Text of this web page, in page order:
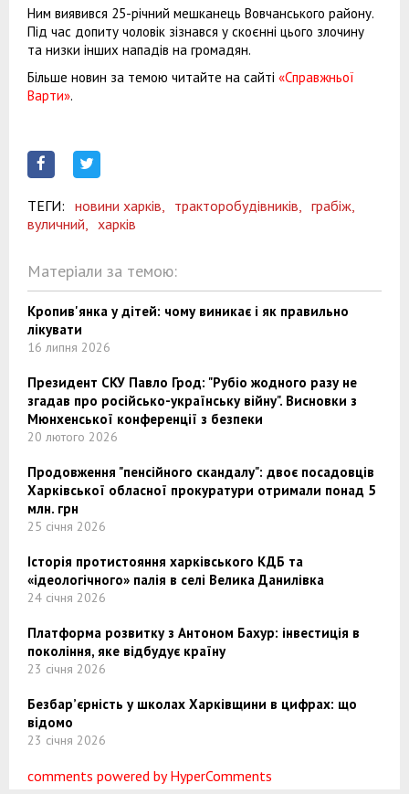
Ним виявився 25-річний мешканець Вовчанського району.
Під час допиту чоловік зізнався у скоєнні цього злочину
та низки інших нападів на громадян.
Більше новин за темою читайте на сайті «Справжньої
Варти».
ТЕГИ: новини харків, тракторобудівників,
грабіж,
вуличний,
харків
Матеріали за темою:
Кропив'янка у дітей: чому виникає і як правильно
лікувати
16 липня 2026
Президент СКУ Павло Грод: "Рубіо жодного разу не
згадав про російсько-українську війну". Висновки з
Мюнхенської конференції з безпеки
20 лютого 2026
Продовження "пенсійного скандалу": двоє посадовців
Харківської обласної прокуратури отримали понад 5
млн. грн
25 січня 2026
Історія протистояння харківського КДБ та
«ідеологічного» палія в селі Велика Данилівка
24 січня 2026
Платформа розвитку з Антоном Бахур: інвестиція в
покоління, яке відбудує країну
23 січня 2026
Безбар’єрність у школах Харківщини в цифрах: що
відомо
23 січня 2026
comments powered by HyperComments